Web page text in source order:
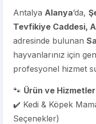
Antalya Alanya’da,
Tevfikiye Caddesi,
adresinde bulunan
hayvanlarınız için
profesyonel hizmet
🐾 Ürün ve
✔️ Kedi & Köpek
Seçenekler)